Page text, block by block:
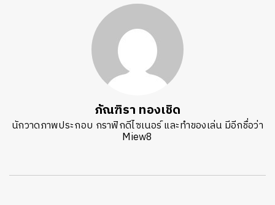
ภัณฑิรา ทองเชิด
นักวาดภาพประกอบ กราฟิกดีไซเนอร์ และทำของเล่น มีอีกชื่อว่า
Miew8